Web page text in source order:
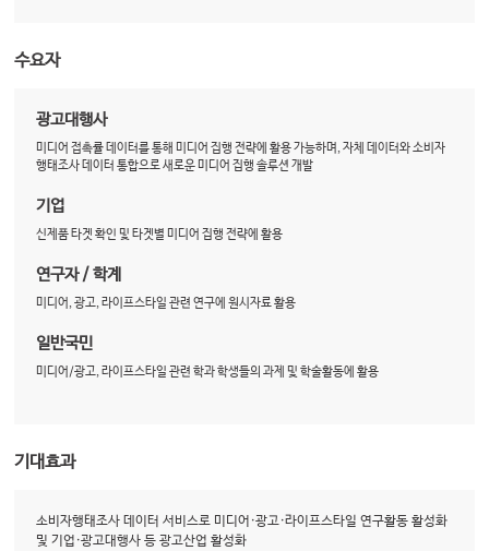
수요자
광고대행사
미디어 접촉률 데이터를 통해 미디어 집행 전략에 활용 가능하며, 자체 데이터와 소비자
행태조사 데이터 통합으로 새로운 미디어 집행 솔루션 개발
기업
신제품 타겟 확인 및 타겟별 미디어 집행 전략에 활용
연구자 / 학계
미디어, 광고, 라이프스타일 관련 연구에 원시자료 활용
일반국민
미디어/광고, 라이프스타일 관련 학과 학생들의 과제 및 학술활동에 활용
기대효과
소비자행태조사 데이터 서비스로 미디어·광고·라이프스타일 연구활동 활성화
및 기업·광고대행사 등 광고산업 활성화